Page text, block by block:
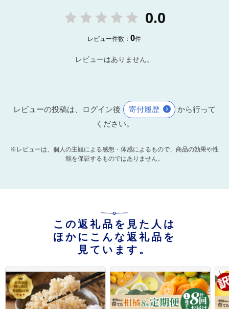
0.0
レビュー件数：0件
レビューはありません。
レビューの投稿は、ログイン後 寄付履歴
から行って
ください。
※レビューは、個人の主観による感想・体感によるもので、商品の効果や性
能を保証するものではありません。
この返礼品を見た人は
ほかにこんな返礼品を
見ています。